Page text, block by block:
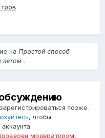
на Простой способ
летом .
позже.
, чтобы
модератором,